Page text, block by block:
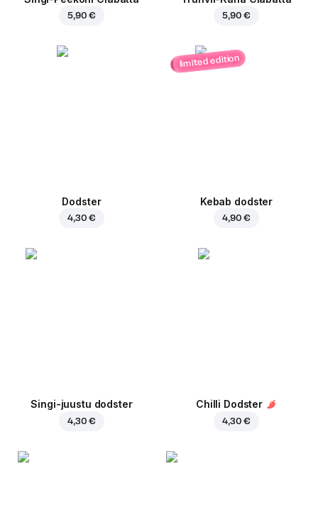
5,90 € 5,90 €
Dodster
4,30 €
limited edition
Kebab dodster
4,90 €
Singi-juustu dodster
4,30 €
Chilli Dodster
4,30 €